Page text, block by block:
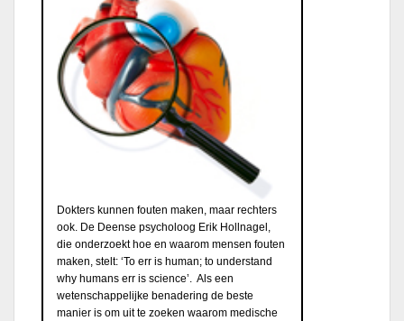
Dokters kunnen fouten maken, maar rechters
ook. De Deense psycholoog Erik Hollnagel,
die onderzoekt hoe en waarom mensen fouten
maken, stelt: ‘To err is human; to understand
why humans err is science’. Als een
wetenschappelijke benadering de beste
manier is om uit te zoeken waarom medische